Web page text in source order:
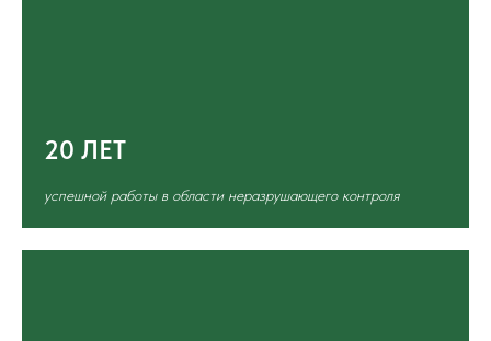
20 ЛЕТ
успешной работы в области неразрушающего контроля